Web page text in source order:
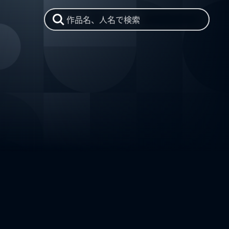
作品名、人名で検索